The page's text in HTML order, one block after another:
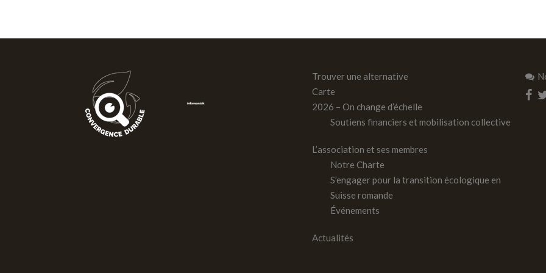
Trouver une alternative
Carte
2026 – On change d’échelle
Soutiens financiers et mobilisation collective
L’association et ses membres
Notre Charte
S’engager pour la transition écologique en
Suisse romande
Événements
Actualités